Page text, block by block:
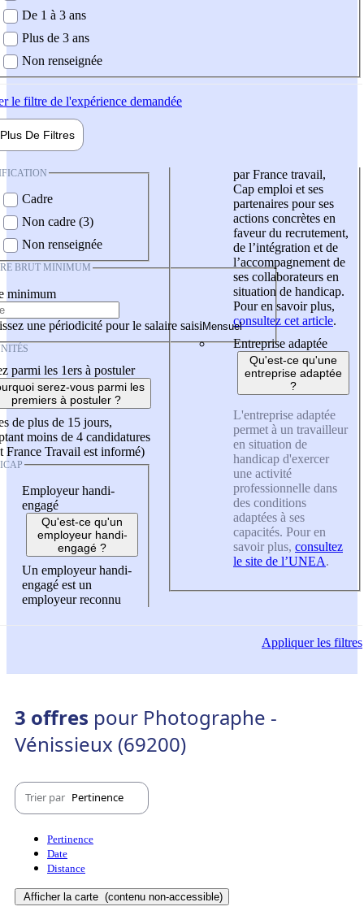
De 1 à 3 ans
Plus de 3 ans
Non renseignée
le filtre de l'expérience demandée
Plus De Filtres
Cadre
Non cadre (3)
Non renseignée
BRUT MINIMUM
minimum
une périodicité pour le salaire saisi
parmi les 1ers à postuler
serez-vous parmi les
premiers à postuler ?
de plus de 15 jours,
moins de 4 candidatures
France Travail est informé)
Employeur handi-
engagé
Qu'est-ce qu'un
employeur handi-
engagé ?
Un employeur handi-
engagé est un
employeur reconnu
par France travail,
Cap emploi et ses
partenaires pour ses
actions concrètes en
faveur du recrutement,
de l’intégration et de
l’accompagnement de
ses collaborateurs en
situation de handicap.
Pour en savoir plus,
consultez cet article.
Entreprise adaptée
Qu'est-ce qu'une
entreprise adaptée
?
L'entreprise adaptée
permet à un travailleur
en situation de
handicap d'exercer
une activité
professionnelle dans
des conditions
adaptées à ses
capacités. Pour en
savoir plus, consultez
le site de l’UNEA.
Appliquerles filtres
3 offres pour Photographe -
Vénissieux (69200)
Trier par Pertinence
Pertinence
Date
Distance
Afficher la carte (contenu non-accessible)